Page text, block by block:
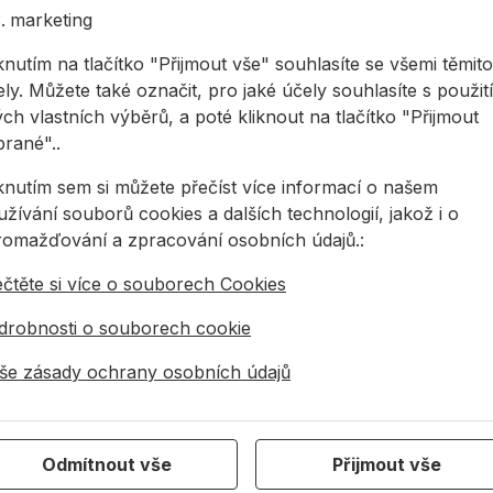
magnetů a dvěma digitálními displeji
prachu a vodě podle IP 67 – vodováha může
které lze rozsvítit stlačením tlačítka
rychle bez toho, abyste se museli dívat na
signálů
není potřebná při každodenním používání, a to
úhlu do jiných komponentů
před náhodnými vstupy
a jako zlomky.
marketing
na tlačítko "Přijmout vše" souhlasíte se všemi těmito
Můžete také označit, pro jaké účely souhlasíte s
vlastních výběrů, a poté kliknout na tlačítko "Přijmout
sem si můžete přečíst více informací o našem
souborů cookies a dalších technologií, jakož i o
a zpracování osobních údajů.:
si více o souborech Cookies
o souborech cookie
zásady ochrany osobních údajů
Odmítnout vše Přijmout vše